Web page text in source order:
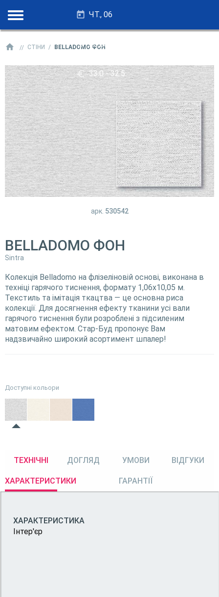
ЧТ., 06
28.25 - 27.75
33.0 - 32.5
СТІНИ BELLADOMO ФОН
арк. 530542
BELLADOMO ФОН
Sintra
Колекція Belladomo на флізеліновій основі, виконана в
техніці гарячого тиснення, формату 1,06х10,05 м.
Текстиль та імітація ткацтва — це основна риса
колекції. Для досягнення ефекту тканини усі вали
гарячого тиснення були розроблені з підсиленим
матовим ефектом. Стар-Буд пропонує Вам
надзвичайно широкий асортимент шпалер!
Доступні кольори
ТЕХНІЧНІ
ХАРАКТЕРИСТИКИ
ДОГЛЯД УМОВИ
ГАРАНТІЇ
ВІДГУКИ
ХАРАКТЕРИСТИКА
Інтер'єр